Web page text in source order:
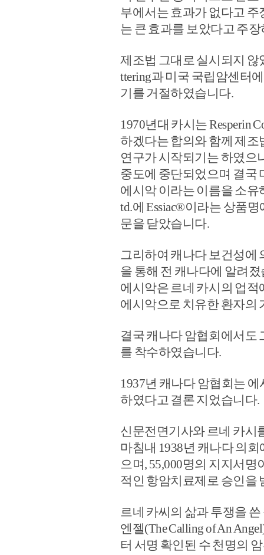
부에서는 효과가 없다고
는 큰 효과를 보았다고 주
제조법 그대로 실시되지 않
ttering과 미국 국립암센터
기를 거절하였습니다.
1970년대 카시는 Resperin
하겠다는 합의와 함께 제
연구가 시작되기는 하였으
중도에 중단되었으며 결국
에시악 이라는 이름을 소유
td.에 Essiac®이라는 상품
문을 닫았습니다.
그리하여 캐나다 보건성에
을 통해 전 캐나다에 알려
에시악은 르네 카시의 업
에시악으로 치유한 환자의
결국 캐나다 암협회에서도
를 착수하였습니다.
1937년 캐나다 암협회는
하였다고 결론 지었습니다.
신문전면기사와 르네 카시
마침내 1938년 캐나다 의
으며, 55,000명의 지지서
적인 항암치료제로 승인을
르네 카씨의 삶과 투쟁을
엔젤(The Calling of An
터 서명 확인된 수 천명의